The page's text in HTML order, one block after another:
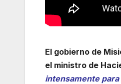
El gobierno de
el ministro de
intensamente